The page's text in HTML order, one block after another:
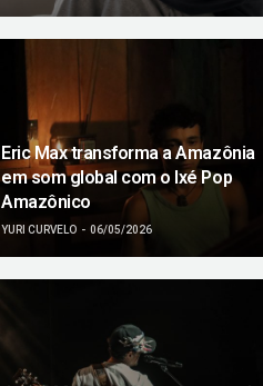
Eric Max transforma a Amazônia
em som global com o Ixé Pop
Amazônico
YURI CURVELO 06/05/2026